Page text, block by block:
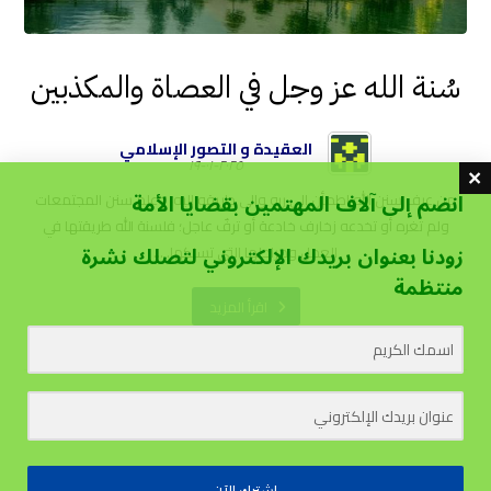
سُنة الله عز وجل في العصاة والمكذبين
العقيدة و التصور الإسلامي
٢٠٢٥-٠١-١٩
من عرف سنن الله اطمأن الى ربه والى طريقه اليه، وعلم سنن المجتمعات
ولم تغره أو تخدعه زخارف خادعة أو ترفٌ عاجل؛ فلسنة الله طريقتها في
العمل ومراحلها التي تسلكها. ...
انضم إلى آلاف المهتمين بقضايا الأمة
زودنا بعنوان بريدك الإلكتروني لتصلك نشرة
منتظمة